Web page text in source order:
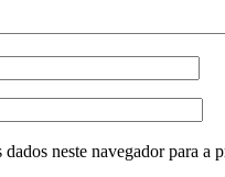
dados neste navegador para a